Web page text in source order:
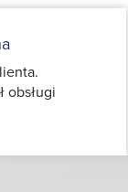
obsługi